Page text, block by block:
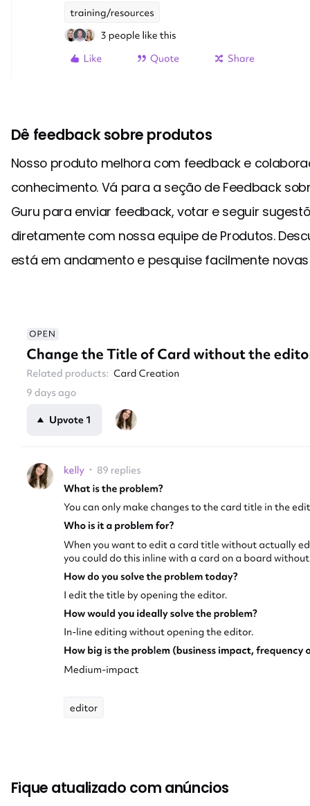
Dê feedback sobre produtos
Nosso produto melhora com feedback e
conhecimento. Vá para a seção de Feedback
Guru para enviar feedback, votar e seguir
diretamente com nossa equipe de Produtos.
está em andamento e pesquise facilmente novas
Fique atualizado com anúncios